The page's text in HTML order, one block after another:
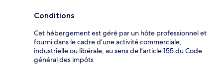
Conditions
Cet hébergement est géré par un hôte professionnel et
fourni dans le cadre d’une activité commerciale,
industrielle ou libérale, au sens de l’article 155 du Code
général des impôts